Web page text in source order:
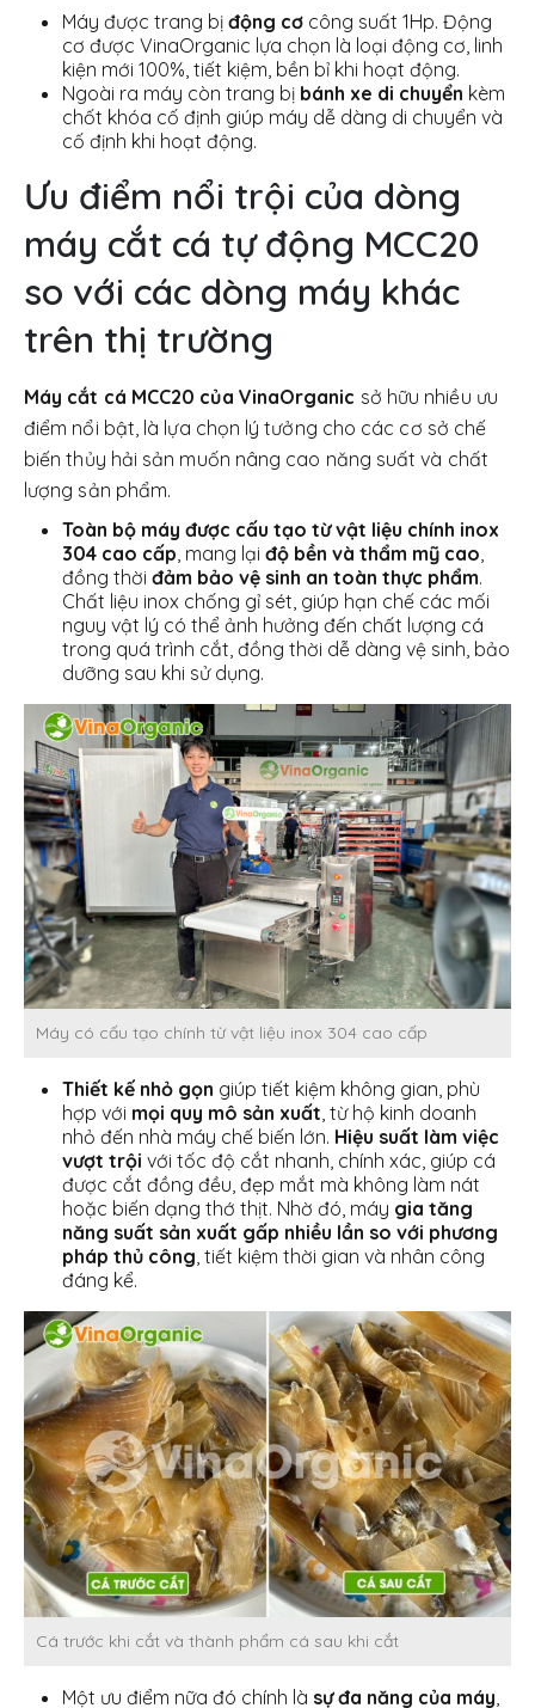
Máy được trang bị động cơ công suất 1Hp. Động
cơ được VinaOrganic lựa chọn là loại động cơ, linh
kiện mới 100%, tiết kiệm, bền bỉ khi hoạt động.
Ngoài ra máy còn trang bị bánh xe di chuyển kèm
chốt khóa cố định giúp máy dễ dàng di chuyển và
cố định khi hoạt động.
Ưu điểm nổi trội của dòng
máy cắt cá tự động MCC20
so với các dòng máy khác
trên thị trường
Máy cắt cá MCC20 của VinaOrganic sở hữu nhiều ưu
điểm nổi bật, là lựa chọn lý tưởng cho các cơ sở chế
biến thủy hải sản muốn nâng cao năng suất và chất
lượng sản phẩm.
Toàn bộ máy được cấu tạo từ vật liệu chính inox
304 cao cấp , mang lại độ bền và thẩm mỹ cao
đồng thời đảm bảo vệ sinh an toàn thực phẩm.
Chất liệu inox chống gỉ sét, giúp hạn chế các mối
nguy vật lý có thể ảnh hưởng đến chất lượng cá
trong quá trình cắt, đồng thời dễ dàng vệ sinh, bảo
dưỡng sau khi sử dụng.
Máy có cấu tạo chính từ vật liệu inox 304 cao cấp
Thiết kế nhỏ gọn giúp tiết kiệm không gian, phù
hợp với mọi quy mô sản xuất, từ hộ kinh doanh
nhỏ đến nhà máy chế biến lớn. Hiệu suất làm việc
vượt trội với tốc độ cắt nhanh, chính xác, giúp cá
được cắt đồng đều, đẹp mắt mà không làm nát
hoặc biến dạng thớ thịt. Nhờ đó, máy gia tăng
năng suất sản xuất gấp nhiều lần so với phương
pháp thủ công, tiết kiệm thời gian và nhân công
đáng kể.
Cá trước khi cắt và thành phẩm cá sau khi cắt
Một ưu điểm nữa đó chính là sự đa năng của máy